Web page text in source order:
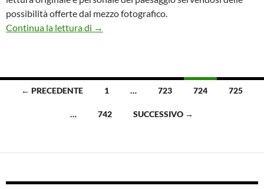
possibilità offerte dal mezzo fotografico.
Continua la lettura di Quarta edizione del festival fotografico
→
Navigazione
← PRECEDENTE 1 … 723 724 725
… 742 SUCCESSIVO →